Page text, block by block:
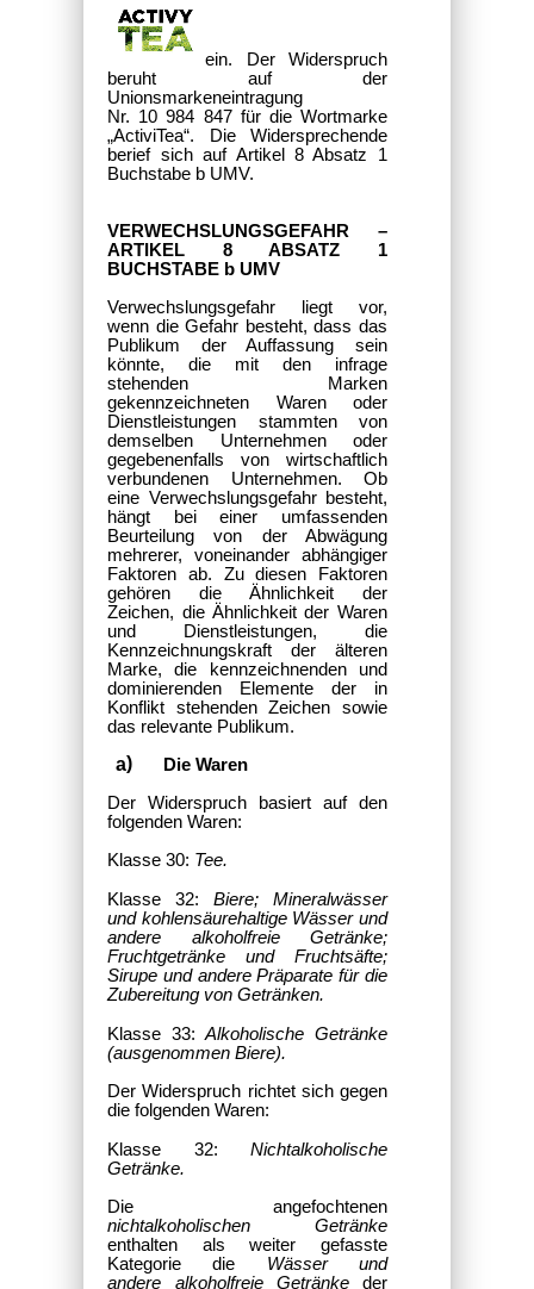
ein. Der Widerspruch
beruht auf der
Unionsmarkeneintragung
Nr. 10 984 847 für die Wortmarke
„ActiviTea“. Die Widersprechende
berief sich auf Artikel 8 Absatz 1
Buchstabe b UMV.
VERWECHSLUNGSGEFAHR –
ARTIKEL 8 ABSATZ 1
BUCHSTABE b UMV
Verwechslungsgefahr liegt vor,
wenn die Gefahr besteht, dass das
Publikum der Auffassung sein
könnte, die mit den infrage
stehenden Marken
gekennzeichneten Waren oder
Dienstleistungen stammten von
demselben Unternehmen oder
gegebenenfalls von wirtschaftlich
verbundenen Unternehmen. Ob
eine Verwechslungsgefahr besteht,
hängt bei einer umfassenden
Beurteilung von der Abwägung
mehrerer, voneinander abhängiger
Faktoren ab. Zu diesen Faktoren
gehören die Ähnlichkeit der
Zeichen, die Ähnlichkeit der Waren
und Dienstleistungen, die
Kennzeichnungskraft der älteren
Marke, die kennzeichnenden und
dominierenden Elemente der in
Konflikt stehenden Zeichen sowie
das relevante Publikum.
Die Waren
Der Widerspruch basiert auf den
folgenden Waren:
Klasse 30: Tee.
Klasse 32:
Biere; Mineralwässer
und kohlensäurehaltige Wässer und
andere alkoholfreie Getränke;
Fruchtgetränke und Fruchtsäfte;
Sirupe und andere Präparate für die
Zubereitung von Getränken.
Klasse 33: Alkoholische Getränke
(ausgenommen Biere).
Der Widerspruch richtet sich gegen
die folgenden Waren:
Klasse 32:
Nichtalkoholische
Getränke.
Die angefochtenen
nichtalkoholischen Getränke
enthalten als weiter gefasste
Kategorie die Wässer und
andere
alkoholfreie Getränkeder